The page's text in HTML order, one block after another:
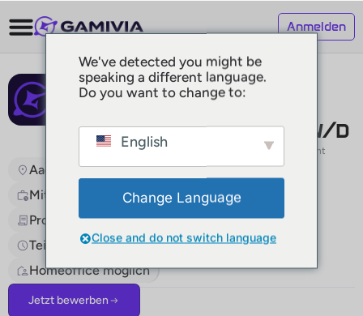
Anmelden
GAMIVIA
Wordpress
Developer M/W/D
Vor 9 Monaten veröffentlicht
Aachen, Österreich
Mit Berufserfahrung/Mit Führungserfahrung
Projektarbeit / Freie Mitarbeit, Teilzeit
Teilzeit, Vollzeit
Hybrid, Remote
Homeoffice möglich
Jetzt bewerben
We've detected you might be
speaking a different language.
Do you want to change to:
English
Change Language
Close and do not switch language